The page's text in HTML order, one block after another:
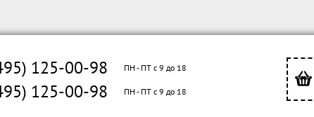
125-00-98 ПН - ПТ с 9 до 18
125-00-98 ПН - ПТ с 9 до 18